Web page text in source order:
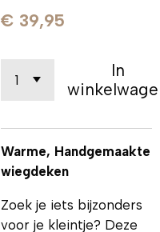
€ 39,95
In
Warme, Handgemaakte
wiegdeken
Zoek je iets bijzonders
voor je kleintje? Deze